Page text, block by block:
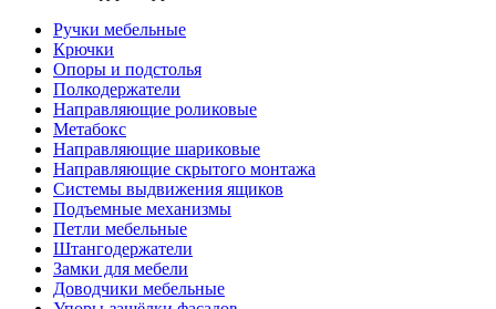
Ручки мебельные
Крючки
Опоры и подстолья
Полкодержатели
Направляющие роликовые
Метабокс
Направляющие шариковые
Направляющие скрытого монтажа
Системы выдвижения ящиков
Подъемные механизмы
Петли мебельные
Штангодержатели
Замки для мебели
Доводчики мебельные